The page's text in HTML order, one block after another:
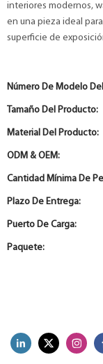
interiores modernos,
en una pieza ideal
superficie de
Número De Modelo
Tamaño Del Producto:
Material Del Producto:
ODM & OEM:
Cantidad Mínima De
Plazo De Entrega:
Puerto De Carga:
Paquete: